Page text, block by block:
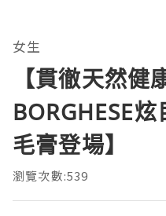
女生
【貫徹天然健
BORGHESE
毛膏登場】
瀏覽次數:539